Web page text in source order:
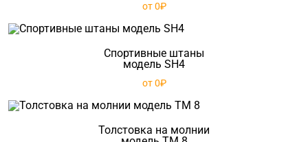
от 0₽
Спортивные штаны
модель SH4
от 0₽
Толстовка на молнии